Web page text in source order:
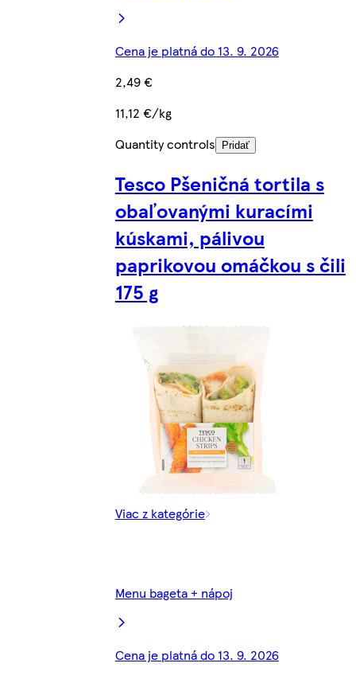
Cena je platná do 13. 9. 2026
2,49 €
11,12 €/kg
Quantity controls
Pridať
Tesco Pšeničná tortila s
obaľovanými kuracími
kúskami, pálivou
paprikovou omáčkou s čili
175 g
Viac z kategórie
Menu bageta + nápoj
Cena je platná do 13. 9. 2026